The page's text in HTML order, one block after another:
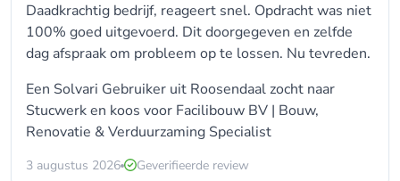
Daadkrachtig bedrijf, reageert snel. Opdracht was niet
100% goed uitgevoerd. Dit doorgegeven en zelfde
dag afspraak om probleem op te lossen. Nu tevreden.
Een Solvari Gebruiker uit Roosendaal zocht naar
Stucwerken koos voor Facilibouw BV | Bouw,
Renovatie & Verduurzaming Specialist
3 augustus 2026 Geverifieerde review